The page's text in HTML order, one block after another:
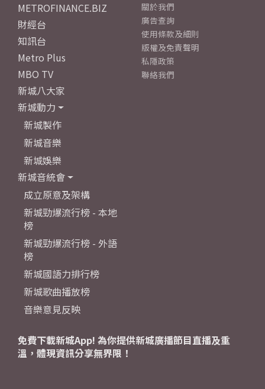
METROFINANCE.BIZ
財經台
知訊台
Metro Plus
MBO TV
新城八大家
新城動力
新城製作
新城音樂
新城娛樂
新城音統會
成立原意及架構
新城勁爆流行榜 - 本地
榜
新城勁爆流行榜 - 外語
榜
新城國語力排行榜
新城歌曲播放榜
音樂意見反映
關於我們
廣告查詢
使用條款及細則
版權及免責聲明
私隱政策
聯絡我們
免費下載新城App! 為你提供新城廣播節目直播及重
溫，體現資訊分享無界限！